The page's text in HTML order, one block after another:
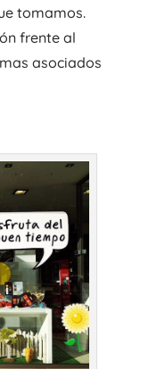
tomamos.
frente al
asociados